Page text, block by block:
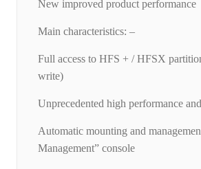
New improved product performance
Main characteristics: –
Full access to HFS + / HFSX
write)
Unprecedented high performance
Automatic mounting and
Management” console